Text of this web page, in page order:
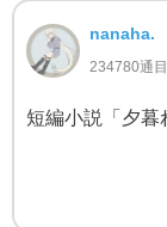
nanaha.
234780通
短編小説「夕暮